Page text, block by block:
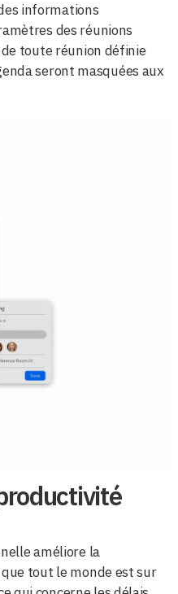
informations
des réunions
toute réunion définie
seront masquées aux
améliore la
tout le monde est sur